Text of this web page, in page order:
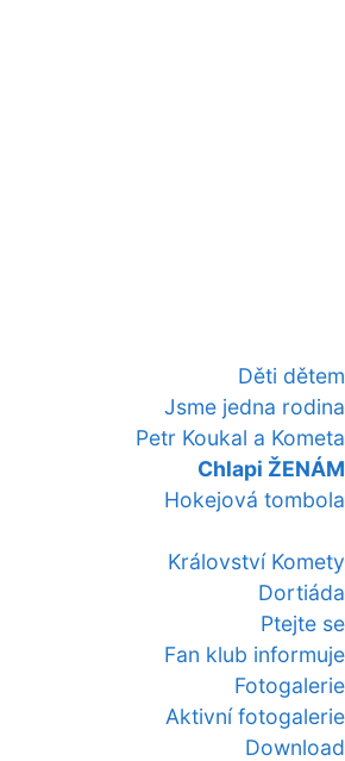
Děti dětem
Jsme jedna rodina
Petr Koukal a Kometa
Chlapi ŽENÁM
Hokejová tombola
Království Komety
Dortiáda
Ptejte se
Fan klub informuje
Fotogalerie
Aktivní fotogalerie
Download